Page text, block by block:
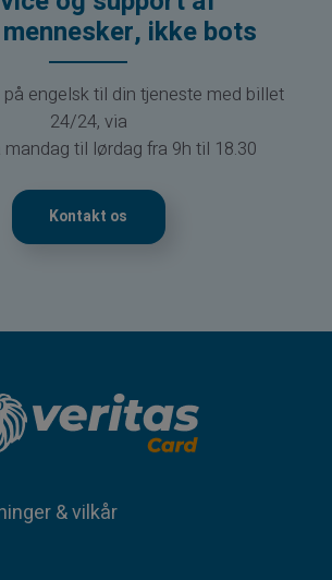
ikke bots
engelsk til din tjeneste med billet
24/24, via
til lørdag fra 9h til 18.30
Kontakt os
& vilkår